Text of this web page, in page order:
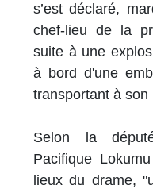
s’est déclaré,
chef-lieu de la
suite à une
à bord d'une
transportant à
Selon la
Pacifique
lieux du drame,